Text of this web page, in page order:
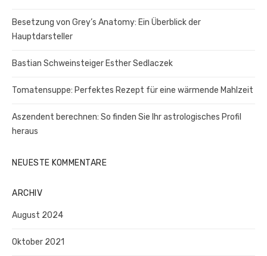
Besetzung von Grey’s Anatomy: Ein Überblick der
Hauptdarsteller
Bastian Schweinsteiger Esther Sedlaczek
Tomatensuppe: Perfektes Rezept für eine wärmende Mahlzeit
Aszendent berechnen: So finden Sie Ihr astrologisches Profil
heraus
NEUESTE KOMMENTARE
ARCHIV
August 2024
Oktober 2021